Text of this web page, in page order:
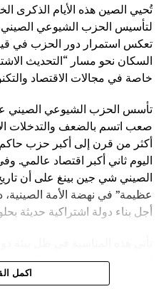
لتأسيس الحزب الشيوعي
تعكس استمرار دور الحزب في
السكان نحو مسار “التحديث
خاصة في مجالات الاقتصاد
صعب اتسم بالضعف والتدخلات
أكثر من قرن إلى أكبر حزب حاكم
اليوم ثاني أكبر اقتصاد عالمي.
الصيني شي جين بينغ على أن
عظيمة” في نهضة الأمة
أجل بناء دولة اشتراكية حديثة
الجيوسياسية والتغيرات
العالم يعيش مرحلة “تغيرات
اكمل